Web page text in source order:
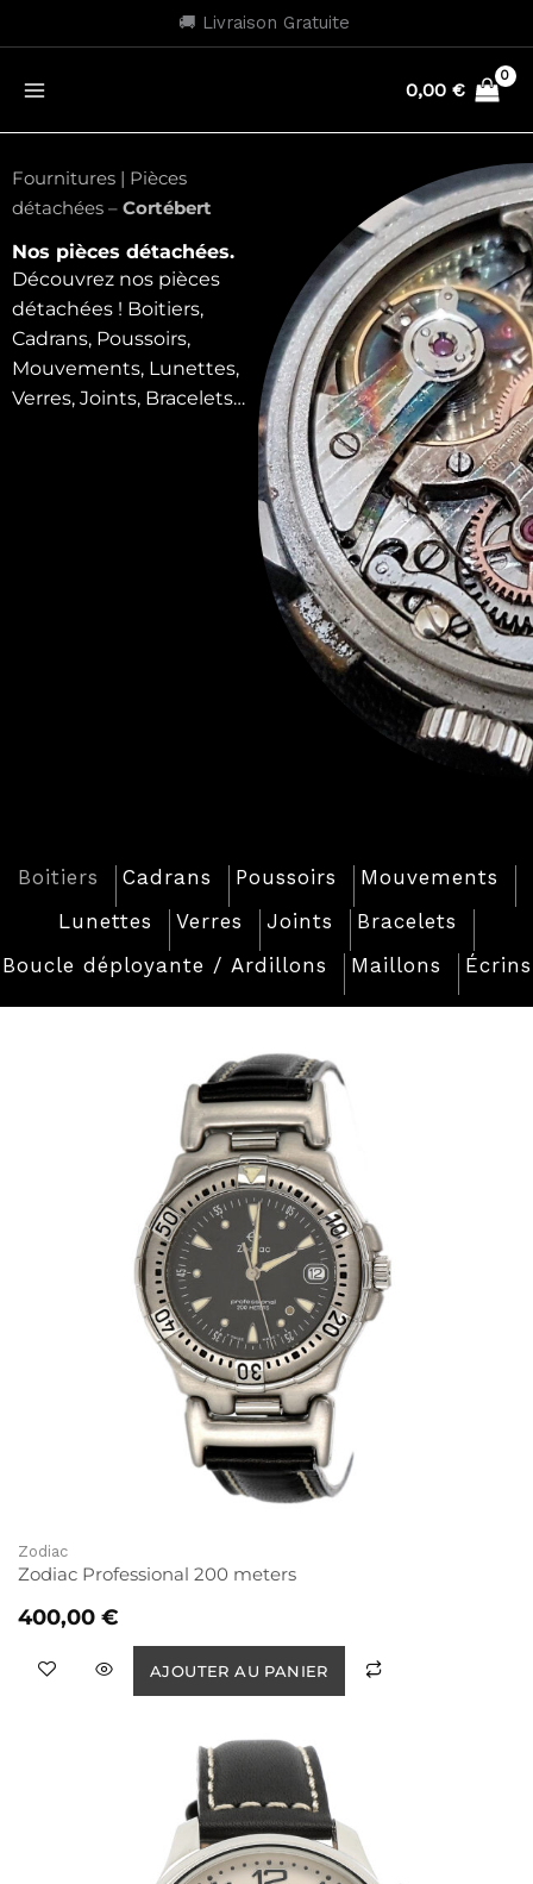
au
🚚 Livraison Gratuite
0,00 €
Fournitures | Pièces
détachées – Cortébert
Nos pièces détachées.
Découvrez nos pièces
détachées ! Boitiers,
Cadrans, Poussoirs,
Mouvements, Lunettes,
Verres, Joints, Bracelets…
Boitiers Cadrans Poussoirs
Mouvements
Lunettes
Verres Joints
Bracelets
Boucle déployante / Ardillons
Maillons Écrins
Zodiac
Zodiac Professional 200 meters
400,00 €
AJOUTER AU PANIER